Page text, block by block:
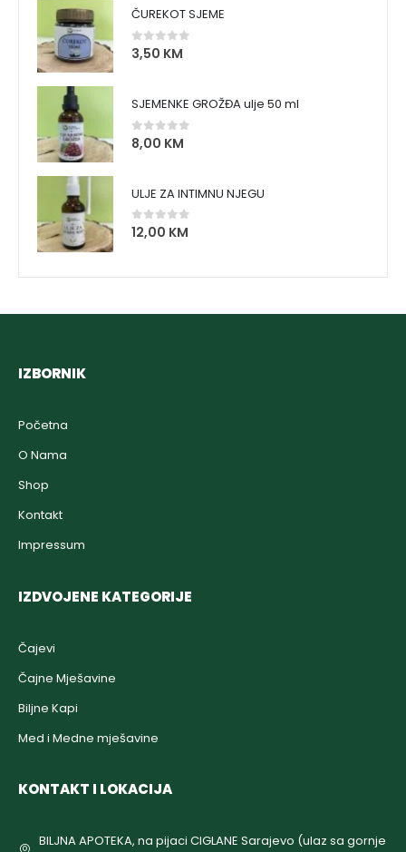
ČUREKOT SJEME
0 out of 5
3,50 KM
SJEMENKE GROŽĐA ulje 50 ml
0 out of 5
8,00 KM
ULJE ZA INTIMNU NJEGU
0out of 5
12,00 KM
IZBORNIK
Početna
O Nama
Shop
Kontakt
Impressum
IZDVOJENE KATEGORIJE
Čajevi
Čajne Mješavine
Biljne Kapi
Med i Medne mješavine
KONTAKT I LOKACIJA
BILJNA APOTEKA, na pijaci CIGLANE Sarajevo (ulaz sa gornje